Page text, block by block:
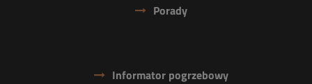
Porady
Informator pogrzebowy